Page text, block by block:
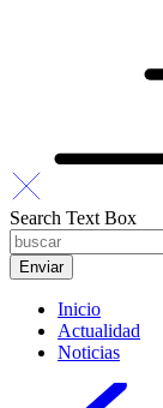
Search Text Box
Inicio
Actualidad
Noticias